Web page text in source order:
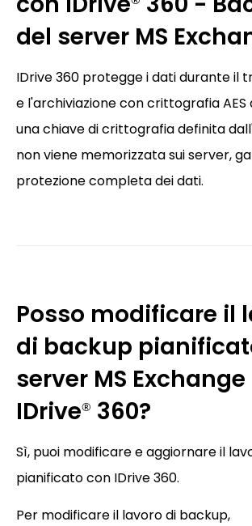
del server MS
IDrive 360 protegge i dati durante il
e l'archiviazione con crittografia AES
una chiave di crittografia definita
non viene memorizzata sui server,
protezione completa dei dati.
Posso modificare il
di backup
server MS
IDrive® 360?
Sì, puoi modificare e aggiornare il
pianificato con IDrive 360.
Per modificare il lavoro di backup,